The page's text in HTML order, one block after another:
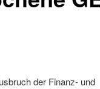
der Finanz- und